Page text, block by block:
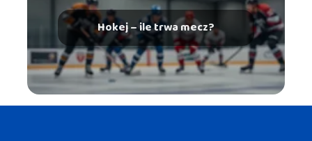
Hokej – ile trwa mecz?